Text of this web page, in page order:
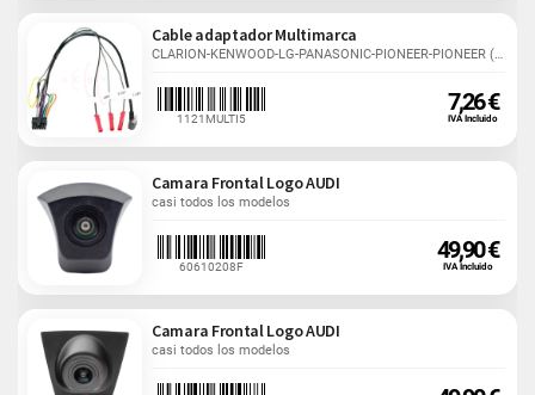
Cable adaptador Multimarca
CLARION-KENWOOD-LG-PANASONIC-PIONEER-PIONEER (TYPE...
1121MULTI5
7,26 €
IVA Incluido
Camara Frontal Logo AUDI
casi todos los modelos
60610208F
49,90 €
IVA Incluido
Camara Frontal Logo AUDI
casi todos los modelos